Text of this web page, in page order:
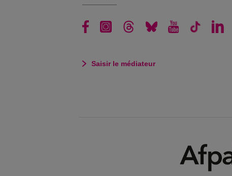
Saisir le médiateur